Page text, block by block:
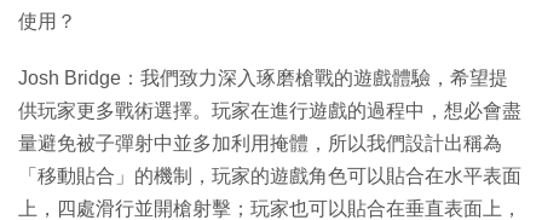
使用？
Josh Bridge：我們致力深入琢磨槍戰的遊戲體驗，希望提
供玩家更多戰術選擇。玩家在進行遊戲的過程中，想必會盡
量避免被子彈射中並多加利用掩體，所以我們設計出稱為
「移動貼合」的機制，玩家的遊戲角色可以貼合在水平表面
上，四處滑行並開槍射擊；玩家也可以貼合在垂直表面上，